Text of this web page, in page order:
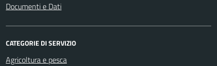
Documenti e Dati
CATEGORIE DI SERVIZIO
Agricoltura e pesca